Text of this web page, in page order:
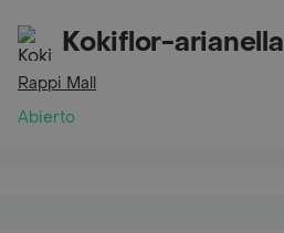
Kokiflor-arianella
Rappi Mall
Abierto